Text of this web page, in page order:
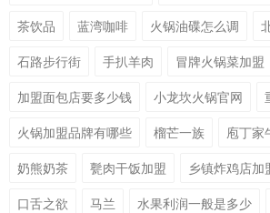
茶饮品
蓝湾咖啡 火锅油碟怎么调
石路步行街
手扒羊肉
冒牌火锅菜加盟
加盟面包店要多少钱
小龙坎火锅官网
火锅加盟品牌有哪些
榴芒一族
庖丁家
奶熊奶茶
甏肉干饭加盟
乡镇炸鸡店加
口舌之欲
马兰 水果利润一般是多少